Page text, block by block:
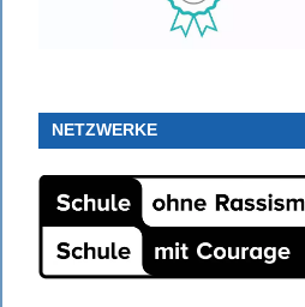
NETZWERKE